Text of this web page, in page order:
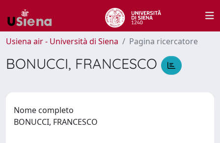
Usiena air - Università di Siena Pagina ricercatore
BONUCCI, FRANCESCO
Nome completo
BONUCCI, FRANCESCO